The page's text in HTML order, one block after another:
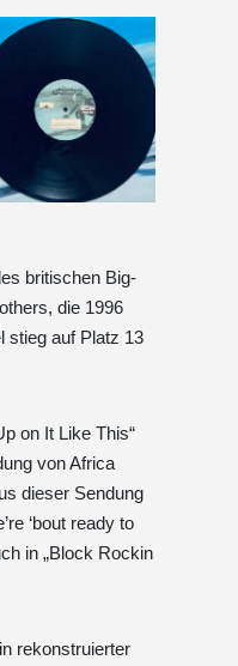
britischen Big-
die 1996
stieg auf Platz 13
on It Like This“
von Africa
dieser Sendung
‘bout ready to
in „Block Rockin
rekonstruierter